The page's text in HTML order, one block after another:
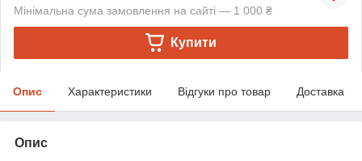
Мінімальна сума замовлення на сайті — 1 000 ₴
Купити
Опис Характеристики Відгуки про товар Доставка
Опис